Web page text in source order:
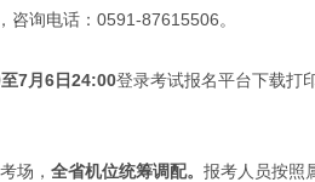
咨询电话：0591-87615506。
7月6日24:00登录考试报名平台下载打
场， 全省机位统筹调配。 报考人员按照